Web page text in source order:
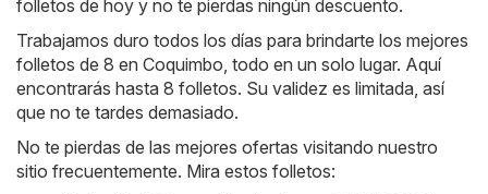
folletos de hoy y no te pierdas ningún descuento.
Trabajamos duro todos los días para brindarte los mejores
folletos de 8 en Coquimbo, todo en un solo lugar. Aquí
encontrarás hasta 8 folletos. Su validez es limitada, así
que no te tardes demasiado.
No te pierdas de las mejores ofertas visitando nuestro
sitio frecuentemente. Mira estos folletos: